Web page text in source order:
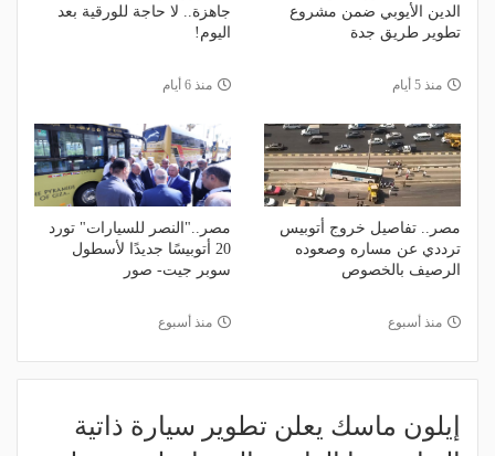
الدين الأيوبي ضمن مشروع
تطوير طريق جدة
منذ 5 أيام
جاهزة.. لا حاجة للورقية بعد
اليوم!
منذ 6 أيام
مصر.. تفاصيل خروج أتوبيس
ترددي عن مساره وصعوده
الرصيف بالخصوص
منذ أسبوع
مصر.."النصر للسيارات" تورد
20 أتوبيسًا جديدًا لأسطول
سوبر جيت- صور
منذ أسبوع
إيلون ماسك يعلن تطوير سيارة ذاتية